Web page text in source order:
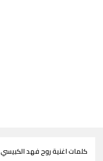
كلمات اغنية روح فهد الكبيسي